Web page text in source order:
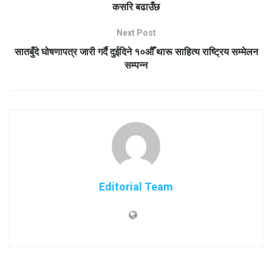
कसरि बढाउँछ
Next Post
सातबुँदे घोषणापत्र जारी गर्दै दुईदिने १०औँ थारू साहित्य राष्ट्रिय सम्मेलन
सम्पन्न
Editorial Team